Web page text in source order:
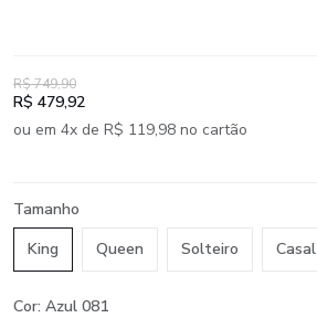
R$ 749,90
R$ 479,92
ou em 4x de R$ 119,98 no cartão
Tamanho
King
Queen Solteiro Casal
Cor: Azul 081